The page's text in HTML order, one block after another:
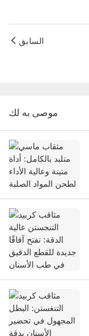
السابق
موصى به لك